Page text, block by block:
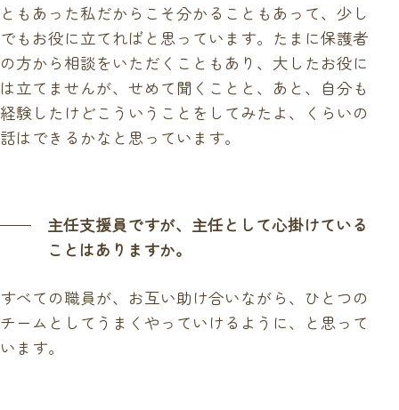
ともあった私だからこそ分かることもあって、少し
でもお役に立てればと思っています。たまに保護者
の方から相談をいただくこともあり、大したお役に
は立てませんが、せめて聞くことと、あと、自分も
経験したけどこういうことをしてみたよ、くらいの
話はできるかなと思っています。
主任支援員ですが、主任として心掛けている
ことはありますか。
すべての職員が、お互い助け合いながら、ひとつの
チームとしてうまくやっていけるように、と思って
います。